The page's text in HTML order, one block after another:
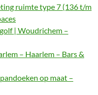
ruimte type 7 (136 t/m
| Woudrichem –
– Haarlem – Bars &
op maat –